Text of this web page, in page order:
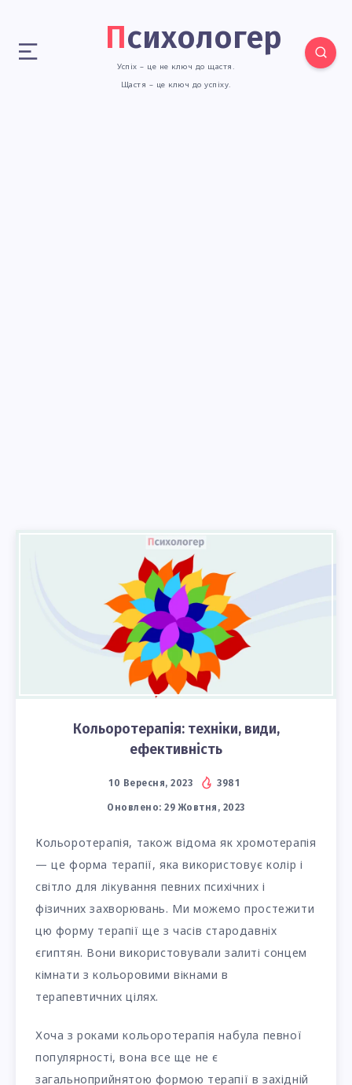
Психологер
Успіх – це не ключ до щастя.
Щастя – це ключ до успіху.
Кольоротерапія: техніки, види,
ефективність
10 Вересня, 2023 3981
Оновлено: 29 Жовтня, 2023
Кольоротерапія, також відома як хромотерапія
— це форма терапії, яка використовує колір і
світло для лікування певних психічних і
фізичних захворювань. Ми можемо простежити
цю форму терапії ще з часів стародавніх
єгиптян. Вони використовували залиті сонцем
кімнати з кольоровими вікнами в
терапевтичних цілях.
Хоча з роками кольоротерапія набула певної
популярності, вона все ще не є
загальноприйнятою формою терапії в західній